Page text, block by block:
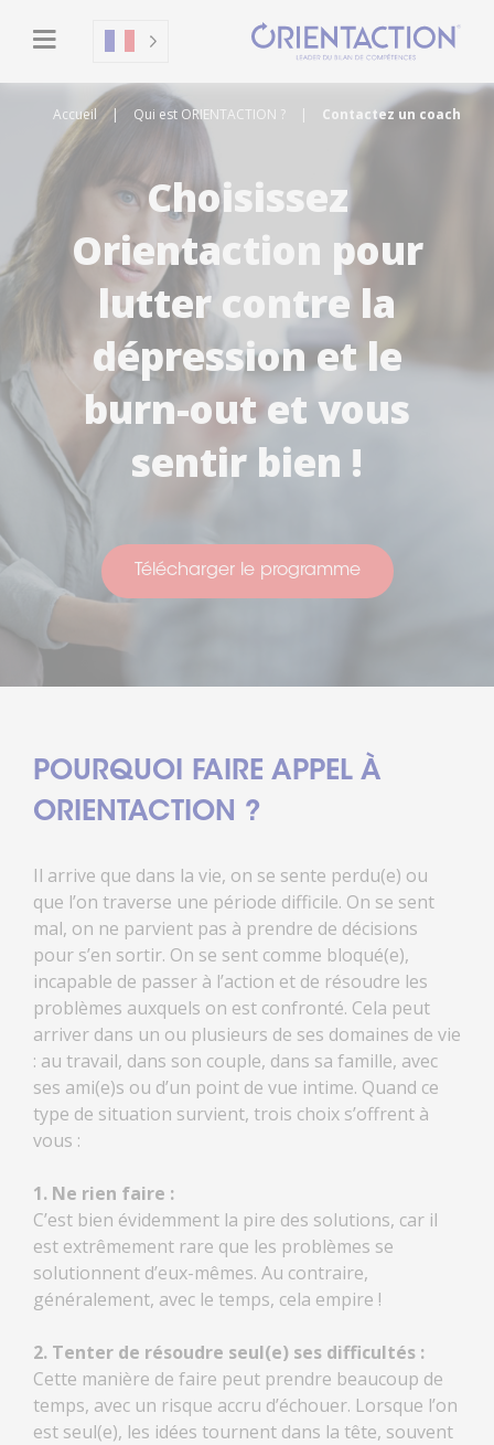
Accueil | Qui est ORIENTACTION ? | Contactez un coach
Choisissez
Orientaction pour
lutter contre la
dépression et le
burn-out et vous
sentir bien !
Télécharger le programme
POURQUOI FAIRE APPEL À
ORIENTACTION ?
Il arrive que dans la vie, on se sente perdu(e) ou
que l’on traverse une période difficile. On se sent
mal, on ne parvient pas à prendre de décisions
pour s’en sortir. On se sent comme bloqué(e),
incapable de passer à l’action et de résoudre les
problèmes auxquels on est confronté. Cela peut
arriver dans un ou plusieurs de ses domaines de vie
: au travail, dans son couple, dans sa famille, avec
ses ami(e)s ou d’un point de vue intime. Quand ce
type de situation survient, trois choix s’offrent à
vous :
1. Ne rien faire :
C’est bien évidemment la pire des solutions, car il
est extrêmement rare que les problèmes se
solutionnent d’eux-mêmes. Au contraire,
généralement, avec le temps, cela empire !
2. Tenter de résoudre seul(e) ses difficultés :
Cette manière de faire peut prendre beaucoup de
temps, avec un risque accru d’échouer. Lorsque l’on
est seul(e), les idées tournent dans la tête, souvent